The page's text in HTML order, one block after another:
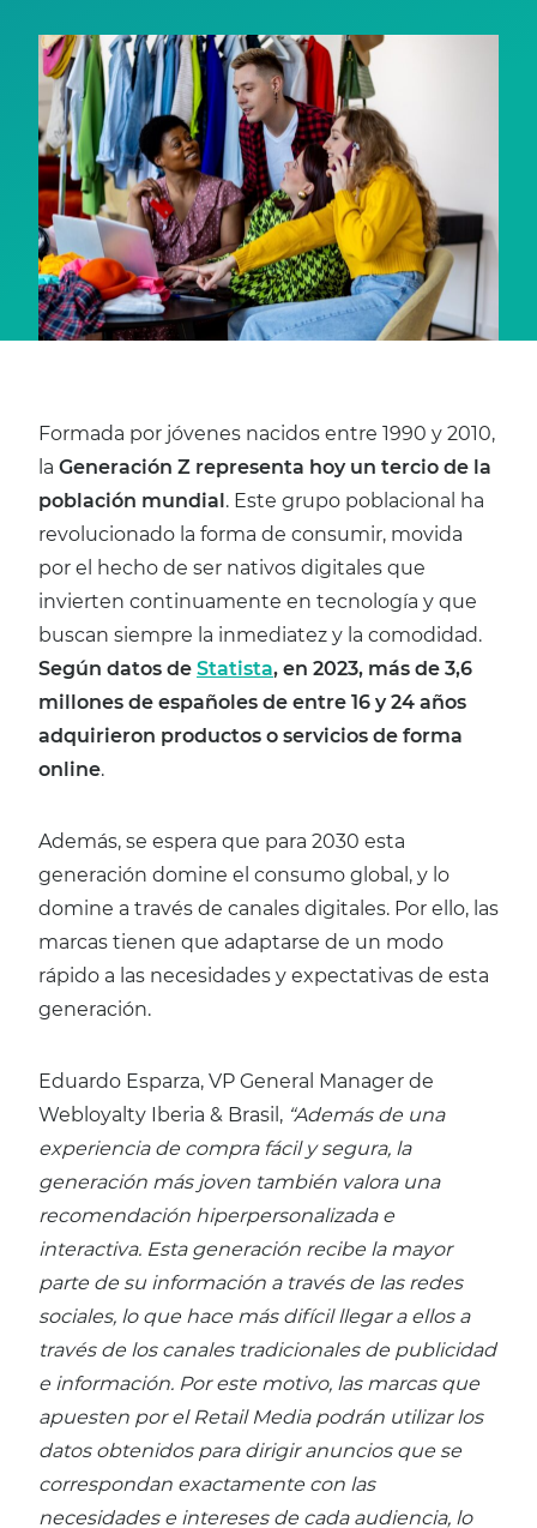
Formada por jóvenes nacidos entre 1990 y 2010,
la Generación Z representa hoy un tercio de la
población mundial . Este grupo poblacional ha
revolucionado la forma de consumir, movida
por el hecho de ser nativos digitales que
invierten continuamente en tecnología y que
buscan siempre la inmediatez y la comodidad.
Según datos de Statista, en 2023, más de 3,6
millones de españoles de entre 16 y 24 años
adquirieron productos o servicios de forma
online.
Además, se espera que para 2030 esta
generación domine el consumo global, y lo
domine a través de canales digitales. Por ello, las
marcas tienen que adaptarse de un modo
rápido a las necesidades y expectativas de esta
generación.
Eduardo Esparza, VP General Manager de
Webloyalty Iberia & Brasil, “Además de una
experiencia de compra fácil y segura, la
generación más joven también valora una
recomendación hiperpersonalizada e
interactiva. Esta generación recibe la mayor
parte de su información a través de las redes
sociales, lo que hace más difícil llegar a ellos a
través de los canales tradicionales de publicidad
e información. Por este motivo, las marcas que
apuesten por el Retail Media podrán utilizar los
datos obtenidos para dirigir anuncios que se
correspondan exactamente con las
necesidades e intereses de cada audiencia, lo